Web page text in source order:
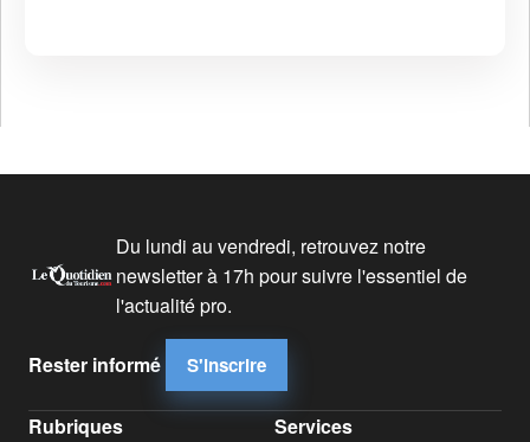
Du lundi au vendredi, retrouvez notre
newsletter à 17h pour suivre l'essentiel de
l'actualité pro.
Rester informé S'inscrire
Rubriques Services